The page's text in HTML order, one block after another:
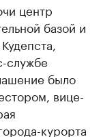
центр
базой и
службе
было
вице-
курорта